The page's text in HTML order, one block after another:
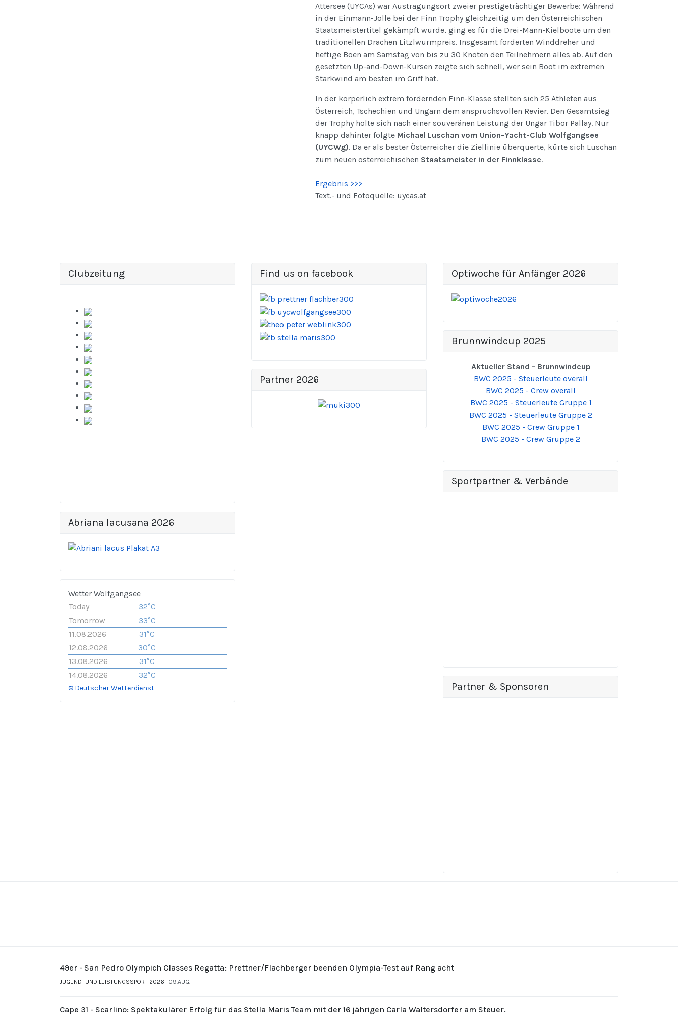
Attersee (UYCAs) war Austragungsort zweier prestigeträchtiger Bewerbe: Während
in der Einmann-Jolle bei der Finn Trophy gleichzeitig um den Österreichischen
Staatsmeistertitel gekämpft wurde, ging es für die Drei-Mann-Kielboote um den
traditionellen Drachen Litzlwurmpreis. Insgesamt forderten Winddreher und
heftige Böen am Samstag von bis zu 30 Knoten den Teilnehmern alles ab. Auf den
gesetzten Up-and-Down-Kursen zeigte sich schnell, wer sein Boot im extremen
Starkwind am besten im Griff hat.
In der körperlich extrem fordernden Finn-Klasse stellten sich 25 Athleten aus
Österreich, Tschechien und Ungarn dem anspruchsvollen Revier. Den Gesamtsieg
der Trophy holte sich nach einer souveränen Leistung der Ungar Tibor Pallay. Nur
knapp dahinter folgte Michael Luschan vom Union-Yacht-Club Wolfgangsee
(UYCWg). Da er als bester Österreicher die Ziellinie überquerte, kürte sich Luschan
zum neuen österreichischen Staatsmeister in der Finnklasse.
Ergebnis >>>
Text.- und Fotoquelle: uycas.at
Clubzeitung
Abriana lacusana 2026
Wetter Wolfgangsee
Today
32°C
Tomorrow
33°C
11.08.2026
31°C
12.08.2026
30°C
13.08.2026
31°C
14.08.2026
32°C
© Deutscher Wetterdienst
Find us on facebook
Partner 2026
Optiwoche für Anfänger 2026
Brunnwindcup 2025
Aktueller Stand - Brunnwindcup
BWC 2025 - Steuerleute overall
BWC 2025 - Crew overall
BWC 2025 - Steuerleute Gruppe 1
BWC 2025 - Steuerleute Gruppe 2
BWC 2025 - Crew Gruppe 1
BWC 2025 - Crew Gruppe 2
Sportpartner & Verbände
Partner & Sponsoren
49er - San Pedro Olympich Classes Regatta: Prettner/Flachberger beenden Olympia-Test auf Rang acht
JUGEND- UND LEISTUNGSSPORT 2026 09.AUG.
Cape 31 - Scarlino: Spektakulärer Erfolg für das Stella Maris Team mit der 16 jährigen Carla Waltersdorfer am Steuer.